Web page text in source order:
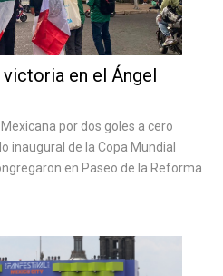
en el Ángel
por dos goles a cero
inaugural de la Copa Mundial
en Paseo de la Reforma